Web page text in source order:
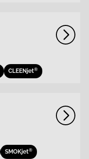
CLEENjet®
SMOKjet®